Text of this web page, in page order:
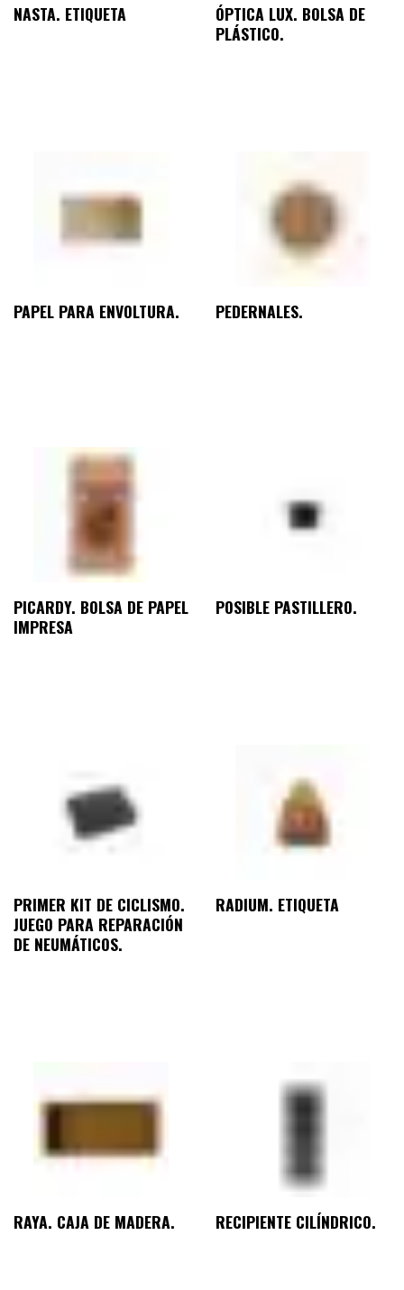
NASTA. ETIQUETA
ÓPTICA LUX. BOLSA DE
PLÁSTICO.
PAPEL PARA ENVOLTURA. PEDERNALES.
PICARDY. BOLSA DE PAPEL
IMPRESA
POSIBLE PASTILLERO.
PRIMER KIT DE CICLISMO.
JUEGO PARA REPARACIÓN
DE NEUMÁTICOS.
RADIUM. ETIQUETA
RAYA. CAJA DE MADERA. RECIPIENTE CILÍNDRICO.